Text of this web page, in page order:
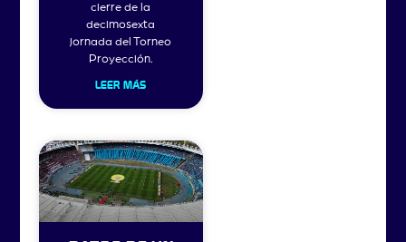
cierre de la
decimosexta
jornada del Torneo
Proyección.
LEER MÁS